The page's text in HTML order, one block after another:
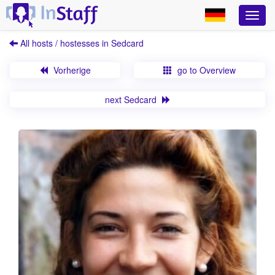
All hosts / hostesses in Sedcard
Vorherige go to Overview
next Sedcard